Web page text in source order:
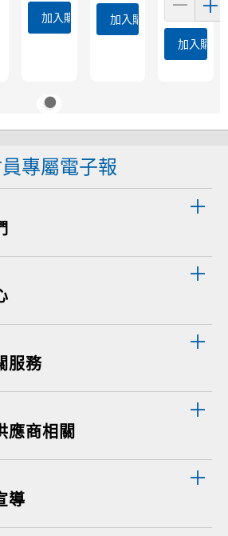
加入購物車 加入購物車
加入購物
專屬電子報
服務
應商相關
導